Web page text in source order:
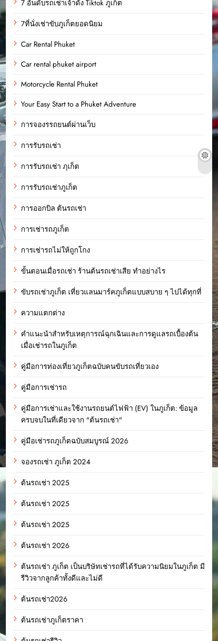
7 อันดับรถเช่าเจ้าดัง Tiktok ภูเก็ต
7ที่นั่งเช่าขับภูเก็ตยอดนิยม
Car Rental Phuket
Car rental phuket airport
Motorcycle Rental Phuket
Your Easy Start to a Phuket Adventure
การจองรรถยนต์ผ่านเว็บ
การรับรถเช่า
การรับรถเช่า ภุเก็ต
การรับรถเช่าภูเก็ต
การออกบิล ต้นรถเช่า
การเช่ารถภูเก็ต
การเช่ารถไม่ให้ถูกโกง
ขั้นตอนเมื่อรถเช่า ร้านต้นรถเช่าเสีย ทำอย่างไร
ขับรถเช่าภูเก็ต เที่ยวแลนมาร์คภูเก็ตแบบสบาย ๆ ไปได้ทุกที่
ความแตกต่าง
คำแนะนำสำหรับเหตุการณ์ฉุกเฉินและการดูแลรถเบื้องต้น
เมื่อเช่ารถในภูเก็ต
คู่มือการท่องเที่ยวภูเก็ตฉบับคนขับรถเที่ยวเอง
คู่มือการเช่ารถ
คู่มือการเช่าและใช้งานรถยนต์ไฟฟ้า (EV) ในภูเก็ต: ข้อมูล
ครบจบในที่เดียวจาก "ต้นรถเช่า"
คู่มือเช่ารถภูเก็ตฉบับสมบูรณ์ 2026
จองรถเช่า ภูเก็ต 2024
ต้นรถเช่า 2025
ต้นรถเช่า 2025
ต้นรถเช่า 2025
ต้นรถเช่า 2026
ต้นรถเช่า ภูเก็ต เป็นบริษัทเช่ารถที่ได้รับความนิยมในภูเก็ต มี
รีวิวจากลูกค้าทั้งดีและไม่ดี
ต้นรถเช่า2026
ต้นรถเช่าภูเก็ตราคา